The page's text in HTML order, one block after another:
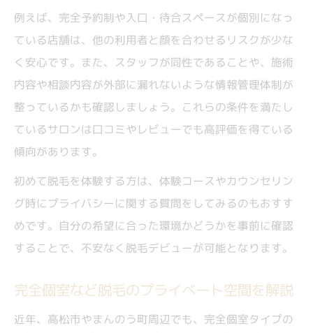
例えば、完全予約制や入口・待合スペースが個別になっ
ている店舗は、他の利用者と顔を合わせるリスクが少な
く安心です。また、スタッフが同性であることや、施術
内容や相談内容が外部に漏れないような情報管理体制が
整っているかも確認しましょう。これらの条件を満たし
ているサロンは口コミやレビューでも高評価を得ている
傾向があります。
初めて脱毛を体験する方は、体験コースやカウンセリン
グ時にプライバシーに関する質問をしてみるのもおすす
めです。自分の希望に合った環境かどうかを事前に確認
することで、不安なく脱毛デビューが可能となります。
完全個室など脱毛のプライベート空間を解説
近年、高松市やまんのう町周辺でも、完全個室タイプの